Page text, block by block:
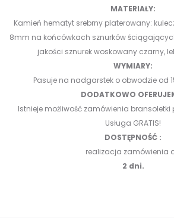
MATERIAŁY:
Kamień hematyt srebrny platerowany:
8mm na końcówkach sznurków
jakości sznurek woskowany czarny,
WYMIARY:
Pasuje na nadgarstek o obwodzie od
DODATKOWO
Istnieje możliwość zamówienia
Usługa GRATIS!
DOSTĘPNOŚĆ :
realizacja zamówienia
2 dni.